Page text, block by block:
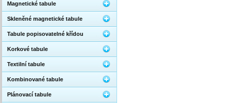
Magnetické tabule
Skleněné magnetické tabule
Tabule popisovatelné křídou
Korkové tabule
Textilní tabule
Kombinované tabule
Plánovací tabule